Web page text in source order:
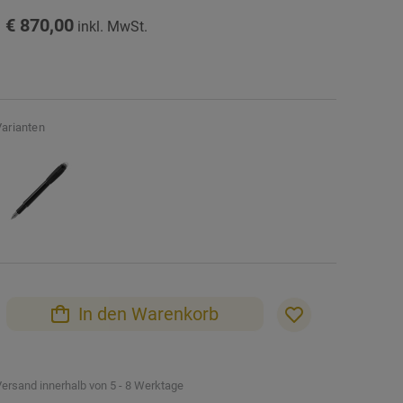
€ 870,00
In den Warenkorb
innerhalb von 5 - 8 Werktage